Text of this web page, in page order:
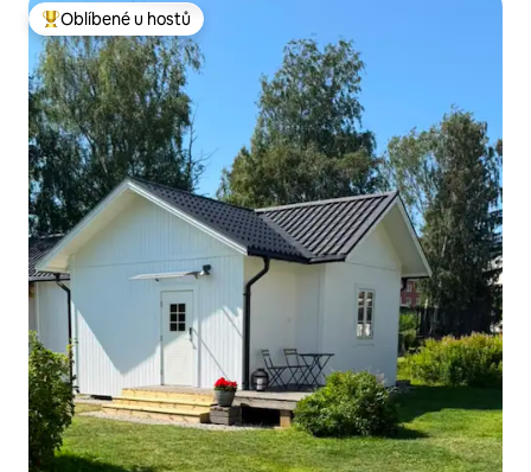
Nejlepší v kategorii Oblíbené u hostů
Oblíbené u hostů